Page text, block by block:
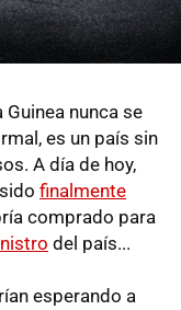
Guinea nunca se
es un país sin
A día de hoy,
finalmente
comprado para
del país...
esperando a